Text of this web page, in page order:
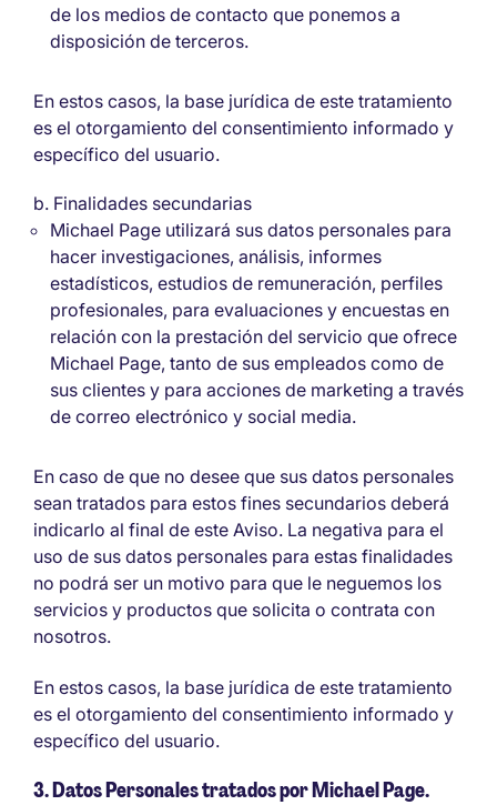
de los medios de contacto que ponemos a
disposición de terceros.
En estos casos, la base jurídica de este tratamiento
es el otorgamiento del consentimiento informado y
específico del usuario.
b. Finalidades secundarias
Michael Page utilizará sus datos personales para
hacer investigaciones, análisis, informes
estadísticos, estudios de remuneración, perfiles
profesionales, para evaluaciones y encuestas en
relación con la prestación del servicio que ofrece
Michael Page, tanto de sus empleados como de
sus clientes y para acciones de marketing a través
de correo electrónico y social media.
En caso de que no desee que sus datos personales
sean tratados para estos fines secundarios deberá
indicarlo al final de este Aviso. La negativa para el
uso de sus datos personales para estas finalidades
no podrá ser un motivo para que le neguemos los
servicios y productos que solicita o contrata con
nosotros.
En estos casos, la base jurídica de este tratamiento
es el otorgamiento del consentimiento informado y
específico del usuario.
3. Datos Personales tratados por Michael Page.